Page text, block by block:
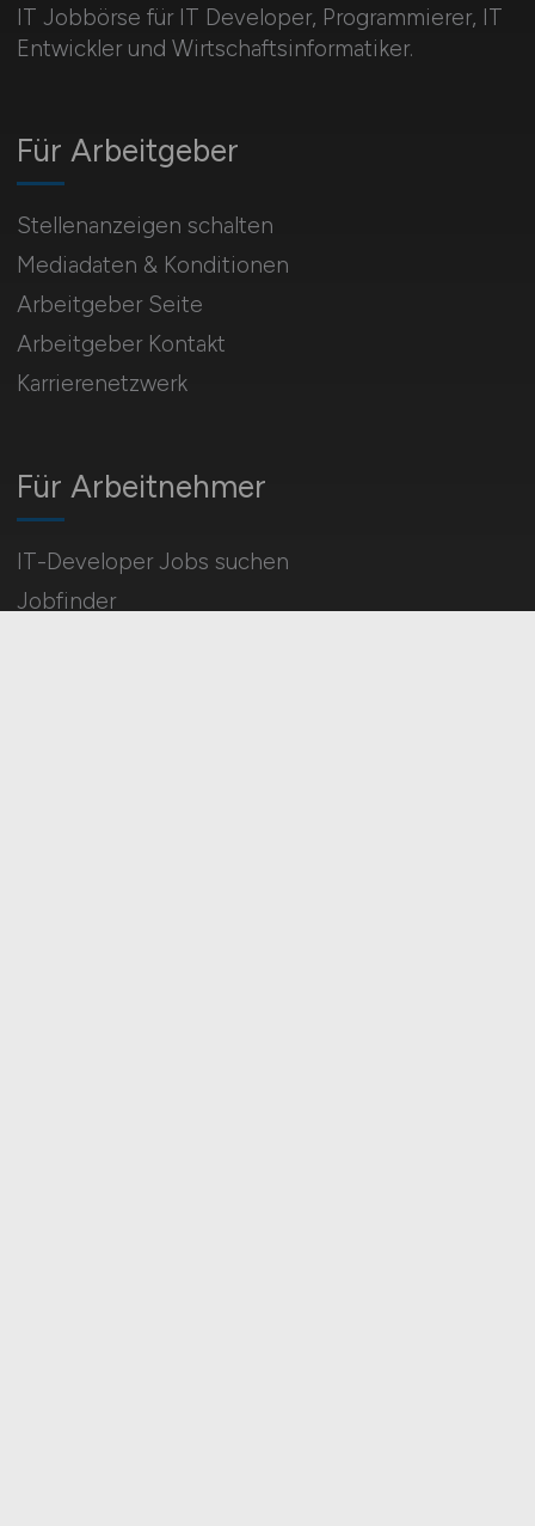
IT Jobbörse für IT Developer, Programmierer, IT
Entwickler und Wirtschaftsinformatiker.
Für Arbeitnehmer
IT-Developer Jobs suchen
Jobfinder
Für Arbeitgeber
Stellenanzeigen schalten
Mediadaten & Konditionen
Arbeitgeber Seite
Arbeitgeber Kontakt
Karrierenetzwerk